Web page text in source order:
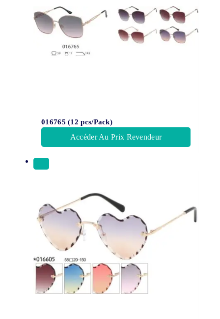
016765 (12 pcs/Pack)
Accéder Au Prix Revendeur